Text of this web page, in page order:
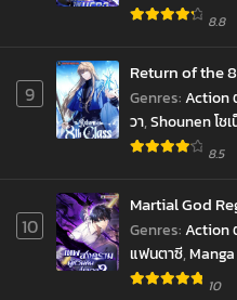
Chapter 125
January 1, 2025
Chapter 123
December 17, 2024
8.8
9
Return of the
Genres:Action
วา,Shounen โช
8.5
10
Martial God
Genres:Action
แฟนตาซี,
Reincarnation เ
10